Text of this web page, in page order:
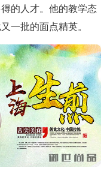
的人才。他的教学态
一批的面点精英。